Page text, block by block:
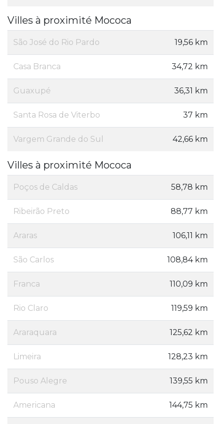
Villes à proximité Mococa
São José do Rio Pardo 19,56 km
Casa Branca 34,72 km
Guaxupé 36,31 km
Santa Rosa de Viterbo 37 km
Vargem Grande do Sul 42,66 km
Villes à proximité Mococa
Poços de Caldas 58,78 km
Ribeirão Preto 88,77 km
Araras 106,11 km
São Carlos 108,84 km
Franca 110,09 km
Rio Claro 119,59 km
Araraquara 125,62 km
Limeira 128,23 km
Pouso Alegre 139,55 km
Americana 144,75 km